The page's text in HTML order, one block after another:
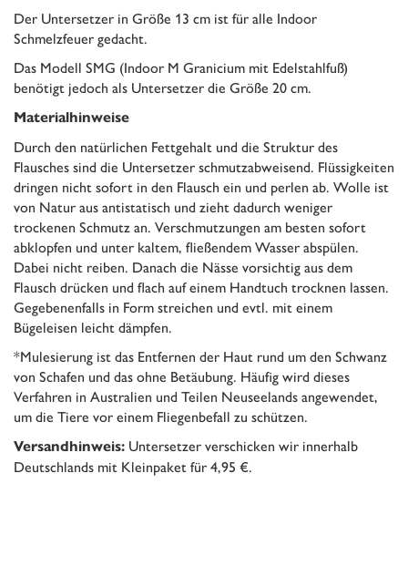
Der Untersetzer in Größe 13 cm ist für alle Indoor
Schmelzfeuer gedacht.
Das Modell SMG (Indoor M Granicium mit Edelstahlfuß)
benötigt jedoch als Untersetzer die Größe 20 cm.
Materialhinweise
Durch den natürlichen Fettgehalt und die Struktur des
Flausches sind die Untersetzer schmutzabweisend. Flüssigkeiten
dringen nicht sofort in den Flausch ein und perlen ab. Wolle ist
von Natur aus antistatisch und zieht dadurch weniger
trockenen Schmutz an. Verschmutzungen am besten sofort
abklopfen und unter kaltem, fließendem Wasser abspülen.
Dabei nicht reiben. Danach die Nässe vorsichtig aus dem
Flausch drücken und flach auf einem Handtuch trocknen lassen.
Gegebenenfalls in Form streichen und evtl. mit einem
Bügeleisen leicht dämpfen.
*Mulesierung ist das Entfernen der Haut rund um den Schwanz
von Schafen und das ohne Betäubung. Häufig wird dieses
Verfahren in Australien und Teilen Neuseelands angewendet,
um die Tiere vor einem Fliegenbefall zu schützen.
Versandhinweis: Untersetzer verschicken wir innerhalb
Deutschlands mit Kleinpaket für 4,95 €.